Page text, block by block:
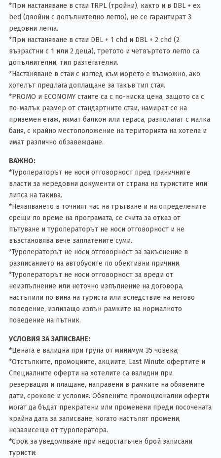
*При настаняване в стаи TRPL (тройни), както и в DBL + ex.
bed (двойни с допълнително легло), не се гарантират 3
редовни легла.
*При настаняване в стаи DBL + 1 chd и DBL + 2 chd (2
възрастни с 1 или 2 деца), третото и четвъртото легло са
допълнителни, тип разтегателни.
*Настаняване в стаи с изглед към морето е възможно, ако
хотелът предлага доплащане за такъв тип стая.
*PROMO и ECONOMY стаите са с по-ниска цена, защото са с
по-малък размер от стандартните стаи, намират се на
приземен етаж, нямат балкон или тераса, разполагат с малка
баня, с крайно местоположение на територията на хотела и
имат различно обзавеждане.
ВАЖНО:
*Туроператорът не носи отговорност пред граничните
власти за нередовни документи от страна на туристите или
липса на такива.
*Неявяването в точният час на тръгване и на определените
срещи по време на програмата, се счита за отказ от
пътуване и туроператорът не носи отговорност и не
възстановява вече заплатените суми.
*Туроператорът не носи отговорност за закъснение в
разписанието на автобусите по обективни причини.
*Туроператорът не носи отговорност за вреди от
неизпълнение или неточно изпълнение на договора,
настъпили по вина на туриста или вследствие на негово
поведение, излизащо извън рамките на нормалното
поведение на пътник.
УСЛОВИЯ ЗА ЗАПИСВАНЕ:
*Цената е валидна при група от минимум 35 човека;
*Отстъпките, промоциите, акциите, Last Minute офертите и
Специалните оферти на хотелите са валидни при
резервация и плащане, направени в рамките на обявените
дати, срокове и условия. Обявените промоционални оферти
могат да бъдат прекратени или променени преди посочената
крайна дата за записване, когато настъпят промени,
независещи от туроператора.
*Срок за уведомяване при недостатъчен брой записани
туристи: